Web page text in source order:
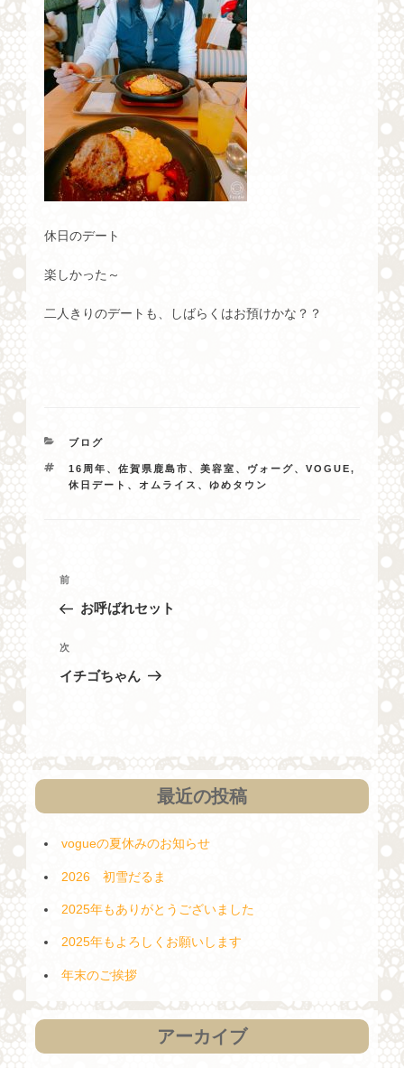
休日のデート
楽しかった～
二人きりのデートも、しばらくはお預けかな？？
カ
ゴ
リ
ブログ
タ
グ
16周年、佐賀県鹿島市、美容室、ヴォーグ、VOGUE,
休日デート、オムライス、ゆめタウン
投
ビ
ゲ
ン
過
去
投
前
お呼ばれセット
次
の
次
イチゴちゃん
最近の投稿
vogueの夏休みのお知らせ
2026 初雪だるま
2025年もありがとうございました
2025年もよろしくお願いします
年末のご挨拶
アーカイブ